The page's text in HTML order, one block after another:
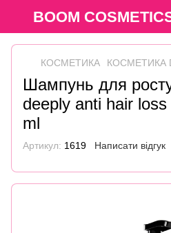
BOOM
КОСМЕТИКА КОСМЕТИКА
Шампунь для
deeply anti hair
ml
Артикул: 1619 Написати відгук